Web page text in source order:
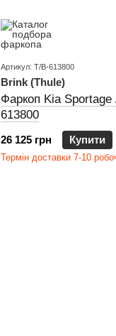
Артикул: T/B-613800
Brink (Thule)
Фаркоп Kia
613800
26 125 грн Купити
Термін доставки 7-10